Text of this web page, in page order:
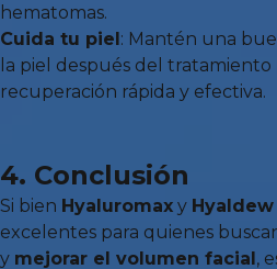
hematomas.
Cuida tu piel: Mantén una
la piel después del
recuperación rápida y efectiva.
4. Conclusión
Si bien Hyaluromax y Hyaldew
excelentes para quienes
y mejorar el volumen facial,